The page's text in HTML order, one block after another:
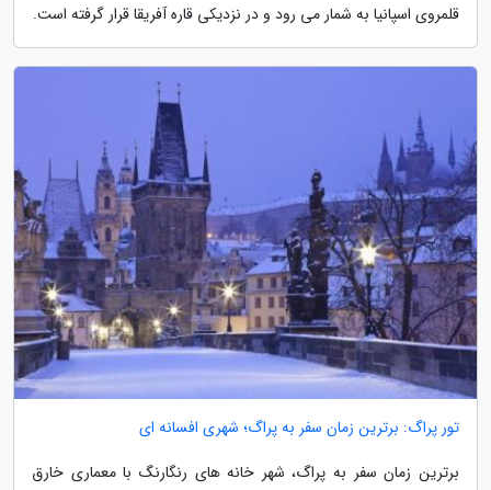
قلمروی اسپانیا به شمار می رود و در نزدیکی قاره آفریقا قرار گرفته است.
تور پراگ: برترین زمان سفر به پراگ؛ شهری افسانه ای
برترین زمان سفر به پراگ، شهر خانه های رنگارنگ با معماری خارق